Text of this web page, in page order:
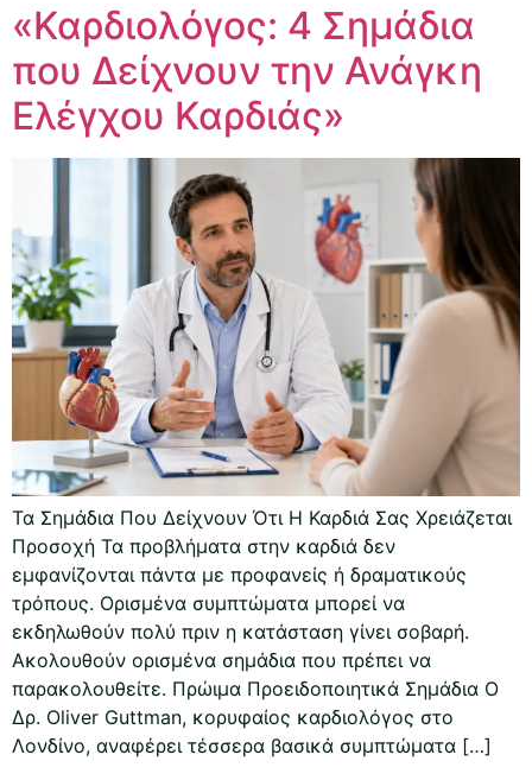
«Καρδιολόγος: 4 Σημάδια
που Δείχνουν την Ανάγκη
Ελέγχου Καρδιάς»
Τα Σημάδια Που Δείχνουν Ότι Η Καρδιά Σας Χρειάζεται
Προσοχή Τα προβλήματα στην καρδιά δεν
εμφανίζονται πάντα με προφανείς ή δραματικούς
τρόπους. Ορισμένα συμπτώματα μπορεί να
εκδηλωθούν πολύ πριν η κατάσταση γίνει σοβαρή.
Ακολουθούν ορισμένα σημάδια που πρέπει να
παρακολουθείτε. Πρώιμα Προειδοποιητικά Σημάδια Ο
Δρ. Oliver Guttman, κορυφαίος καρδιολόγος στο
Λονδίνο, αναφέρει τέσσερα βασικά συμπτώματα […]